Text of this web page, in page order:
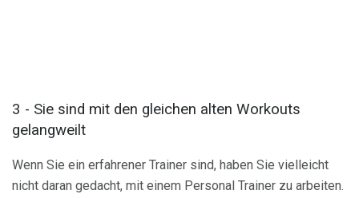
3 - Sie sind mit den gleichen alten Workouts
gelangweilt
Wenn Sie ein erfahrener Trainer sind, haben Sie vielleicht
nicht daran gedacht, mit einem Personal Trainer zu arbeiten.